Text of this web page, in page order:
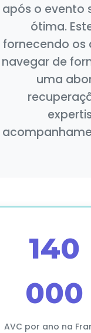
após o evento
ótima.
fornecendo os
navegar de
uma
140
000
AVC por ano na